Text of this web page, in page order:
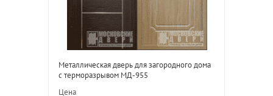
Металлическая дверь для загородного дома
с терморазрывом МД-955
Цена